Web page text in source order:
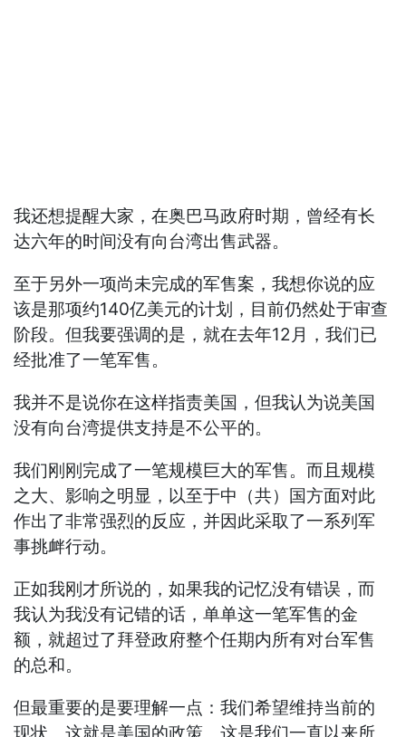
我还想提醒大家，在奥巴马政府时期，曾经有长
达六年的时间没有向台湾出售武器。
至于另外一项尚未完成的军售案，我想你说的应
该是那项约140亿美元的计划，目前仍然处于审查
阶段。但我要强调的是，就在去年12月，我们已
经批准了一笔军售。
我并不是说你在这样指责美国，但我认为说美国
没有向台湾提供支持是不公平的。
我们刚刚完成了一笔规模巨大的军售。而且规模
之大、影响之明显，以至于中（共）国方面对此
作出了非常强烈的反应，并因此采取了一系列军
事挑衅行动。
正如我刚才所说的，如果我的记忆没有错误，而
我认为我没有记错的话，单单这一笔军售的金
额，就超过了拜登政府整个任期内所有对台军售
的总和。
但最重要的是要理解一点：我们希望维持当前的
现状。这就是美国的政策。这是我们一直以来所